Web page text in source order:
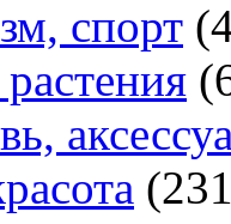
спорт